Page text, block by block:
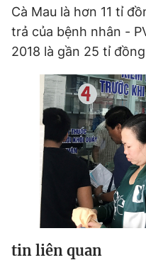
Cà Mau là hơn 11 tỉ
trả của bệnh nhân -
2018 là gần 25 tỉ
tin liên quan